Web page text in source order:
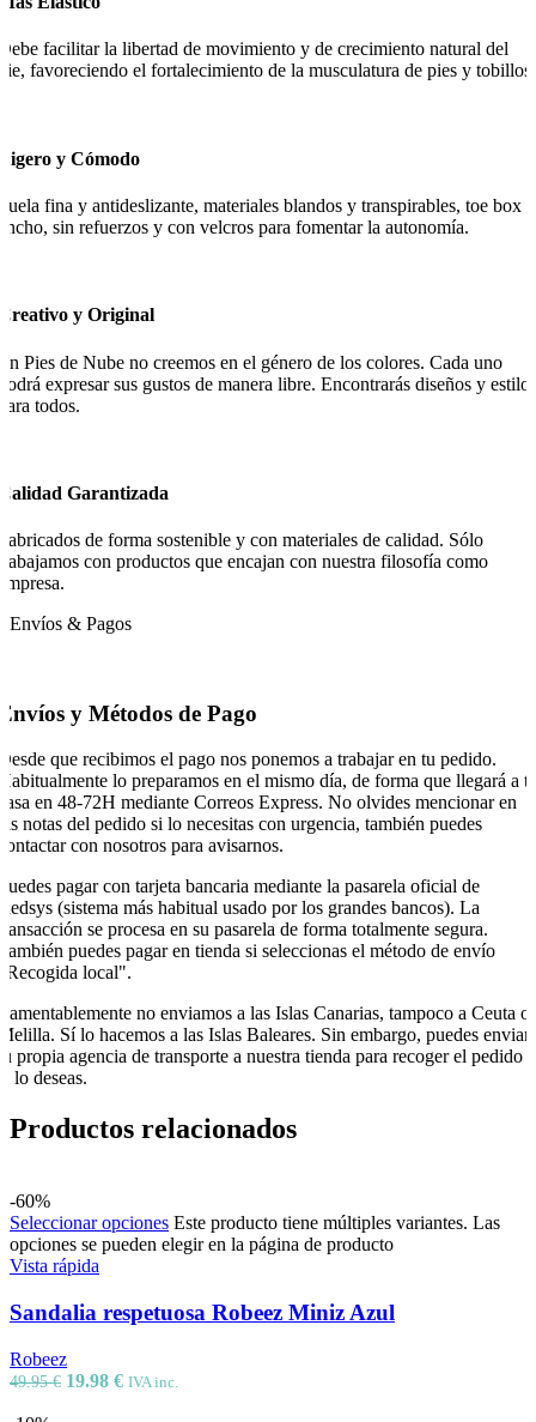
facilitar la libertad de movimiento y de crecimiento natural del
favoreciendo el fortalecimiento de la musculatura de pies y tobillos.
y Cómodo
fina y antideslizante, materiales blandos y transpirables, toe box
sin refuerzos y con velcros para fomentar la autonomía.
y Original
Pies de Nube no creemos en el género de los colores. Cada uno
expresar sus gustos de manera libre. Encontrarás diseños y estilos
todos.
Garantizada
de forma sostenible y con materiales de calidad. Sólo
con productos que encajan con nuestra filosofía como
Envíos & Pagos
y Métodos de Pago
que recibimos el pago nos ponemos a trabajar en tu pedido.
lo preparamos en el mismo día, de forma que llegará a
en 48-72H mediante Correos Express. No olvides mencionar en
notas del pedido si lo necesitas con urgencia, también puedes
con nosotros para avisarnos.
pagar con tarjeta bancaria mediante la pasarela oficial de
(sistema más habitual usado por los grandes bancos). La
se procesa en su pasarela de forma totalmente segura.
puedes pagar en tienda si seleccionas el método de envío
local".
no enviamos a las Islas Canarias, tampoco a Ceuta o
Sí lo hacemos a las Islas Baleares. Sin embargo, puedes enviar
propia agencia de transporte a nuestra tienda para recoger el pedido
lo deseas.
Productos relacionados
-60%
Seleccionar opciones Este producto tiene múltiples variantes. Las
opciones se pueden elegir en la página de producto
Vista rápida
Sandalia respetuosa Robeez Miniz Azul
Robeez
49.95€ 19.98 € IVA inc.